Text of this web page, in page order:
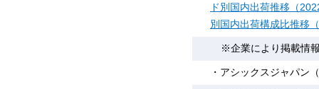
ド別国内出荷推移（
別国内出荷構成比推移
※企業により掲載情
・アシックスジャパン